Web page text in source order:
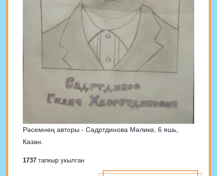
Рәсемнең авторы - Сәдртдинова Мәликә, 6 яшь,
Казан.
1737 тапкыр укылган